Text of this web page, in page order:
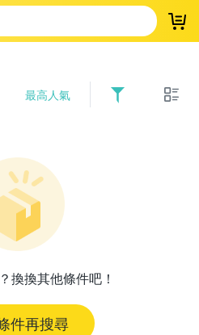
登
最高人氣
換換其他條件吧！
件再搜尋